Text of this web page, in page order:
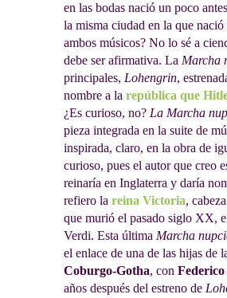
en las bodas nació un poco
la misma ciudad en la que
ambos músicos? No lo sé a
debe ser afirmativa. La Marcha
principales, Lohengrin,
nombre a la república que
¿Es curioso, no? La Marcha
pieza integrada en la suite de
inspirada, claro, en la obra de
curioso, pues el autor que creo
reinaría en Inglaterra y daría
refiero la reina Victoria,
que murió el pasado siglo XX,
Verdi. Esta última Marcha
el enlace de una de las hijas de
Coburgo-Gotha, con
años después del estreno de